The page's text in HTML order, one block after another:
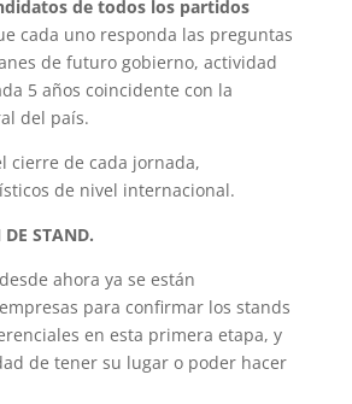
de todos los partidos
cada uno responda las preguntas
de futuro gobierno, actividad
5 años coincidente con la
del país.
cierre de cada jornada,
de nivel internacional.
STAND.
ahora ya se están
para confirmar los stands
en esta primera etapa, y
de tener su lugar o poder hacer